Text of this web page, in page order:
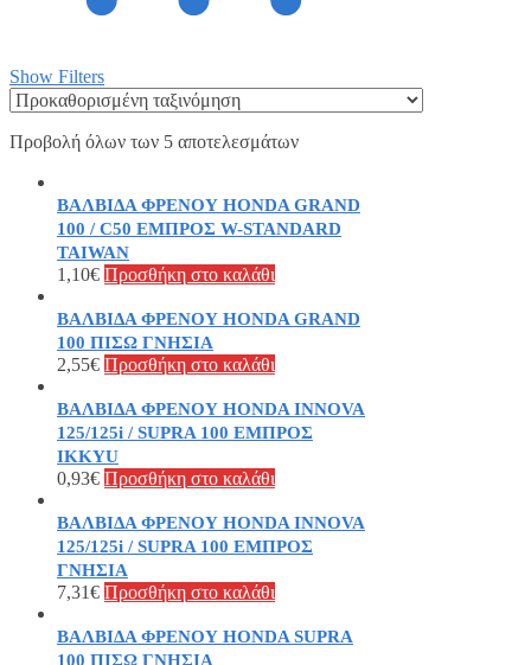
Show Filters
Προβολή όλων των 5 αποτελεσμάτων
ΒΑΛΒΙΔΑ ΦΡΕΝΟΥ HONDA GRAND
100 / C50 ΕΜΠΡΟΣ W-STANDARD
TAIWAN
1,10€ Προσθήκη στο καλάθι
ΒΑΛΒΙΔΑ ΦΡΕΝΟΥ HONDA GRAND
100 ΠΙΣΩ ΓΝΗΣΙΑ
2,55€ Προσθήκη στο καλάθι
ΒΑΛΒΙΔΑ ΦΡΕΝΟΥ HONDA INNOVA
125/125i / SUPRA 100 ΕΜΠΡΟΣ
IKKYU
0,93€ Προσθήκη στο καλάθι
ΒΑΛΒΙΔΑ ΦΡΕΝΟΥ HONDA INNOVA
125/125i / SUPRA 100 ΕΜΠΡΟΣ
ΓΝΗΣΙΑ
7,31€ Προσθήκη στο καλάθι
ΒΑΛΒΙΔΑ ΦΡΕΝΟΥ HONDA SUPRA
100 ΠΙΣΩ ΓΝΗΣΙΑ